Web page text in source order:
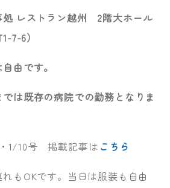
処 レストラン越州 2階大ホール
7-6）
由です。
では既存の病院での勤務となりま
1/10号 掲載記事は こちら
もOKです。当日は服装も自由